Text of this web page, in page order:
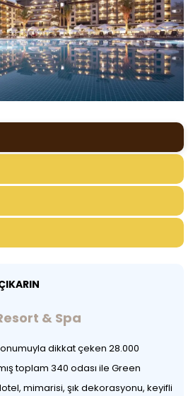
& Spa
dikkat çeken 28.000
toplam 340 odası ile Green
mimarisi, şık dekorasyonu, keyifli